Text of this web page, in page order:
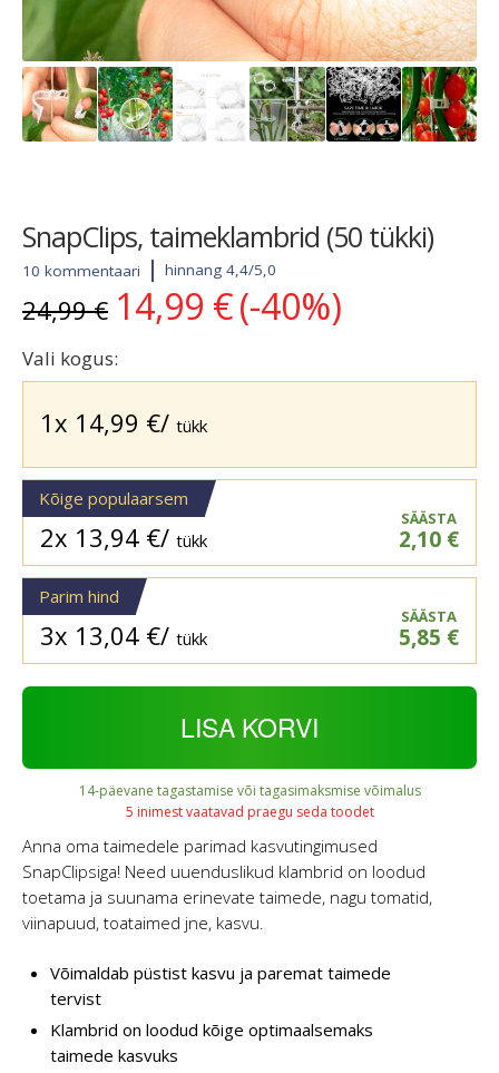
SnapClips, taimeklambrid (50 tükki)
10 kommentaari hinnang 4,4/5,0
24,99€ Algne
hind
oli:
24,99 €.
14,99 € Current
price
14,99 €.
(-40%)
Vali kogus:
1x 14,99 €/ tükk
Kõige populaarsem
2x 13,94 €/ tükk
SÄÄSTA
2,10 €
Parim hind
3x 13,04 €/ tükk
SÄÄSTA
5,85 €
LISA KORVI
14-päevane tagastamise või tagasimaksmise võimalus
5 inimest vaatavad praegu seda toodet
Anna oma taimedele parimad kasvutingimused
SnapClipsiga! Need uuenduslikud klambrid on loodud
toetama ja suunama erinevate taimede, nagu tomatid,
viinapuud, toataimed jne, kasvu.
Võimaldab püstist kasvu ja paremat taimede
tervist
Klambrid on loodud kõige optimaalsemaks
taimede kasvuks